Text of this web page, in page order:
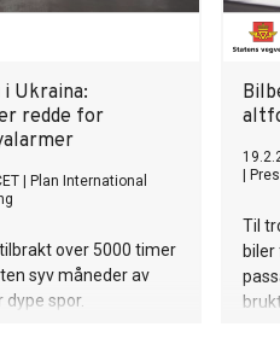
Ukraina:
redde for
Plan International
over 5000 timer
syv måneder av
spor.
Til